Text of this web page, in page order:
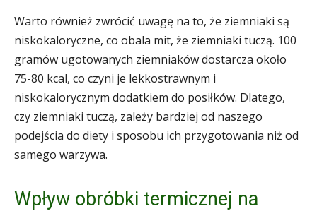
Warto również zwrócić uwagę na to, że ziemniaki są
niskokaloryczne, co obala mit, że ziemniaki tuczą. 100
gramów ugotowanych ziemniaków dostarcza około
75-80 kcal, co czyni je lekkostrawnym i
niskokalorycznym dodatkiem do posiłków. Dlatego,
czy ziemniaki tuczą, zależy bardziej od naszego
podejścia do diety i sposobu ich przygotowania niż od
samego warzywa.
Wpływ obróbki termicznej na